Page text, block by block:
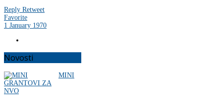
Reply Retweet
Favorite
1 January 1970
Novosti
MINI